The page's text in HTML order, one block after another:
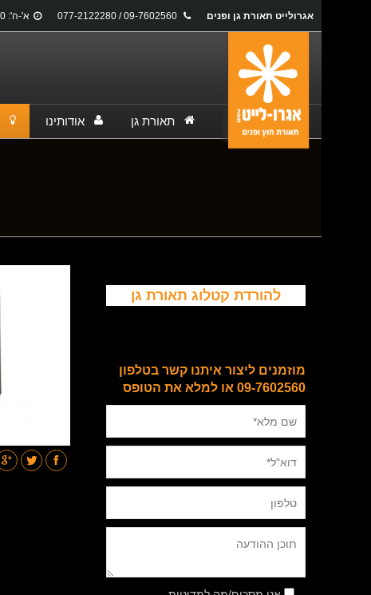
אגרולייט תאורת גן ופנים א'-ה': 08:30-17:00
תאורת גן אודותינו
להורדת קטלוג תאורת גן
מוזמנים ליצור איתנו קשר בטלפון
09-7602560 או למלא את הטופס